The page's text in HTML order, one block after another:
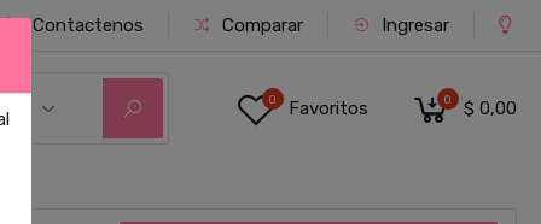
Contactenos Comparar Ingresar
0 Favoritos 0 $ 0,00